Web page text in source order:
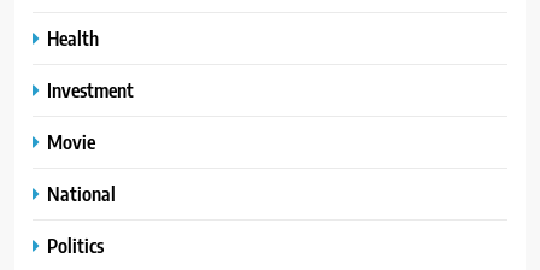
Health
Investment
Movie
National
Politics